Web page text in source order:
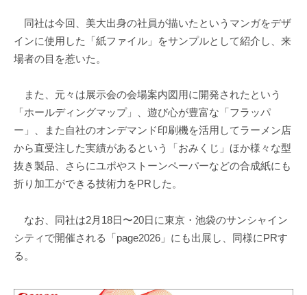
同社は今回、美大出身の社員が描いたというマンガをデザ
インに使用した「紙ファイル」をサンプルとして紹介し、来
場者の目を惹いた。
また、元々は展示会の会場案内図用に開発されたという
「ホールディングマップ」、遊び心が豊富な「フラッパ
ー」、また自社のオンデマンド印刷機を活用してラーメン店
から直受注した実績があるという「おみくじ」ほか様々な型
抜き製品、さらにユポやストーンペーパーなどの合成紙にも
折り加工ができる技術力をPRした。
なお、同社は2月18日〜20日に東京・池袋のサンシャイン
シティで開催される「page2026」にも出展し、同様にPRす
る。